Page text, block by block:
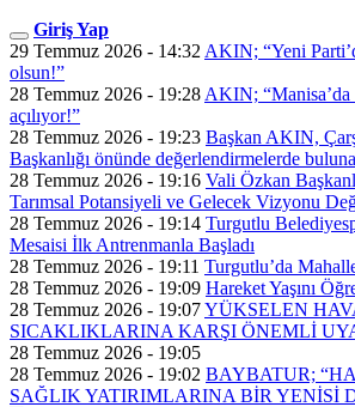
Giriş Yap
29 Temmuz 2026 - 14:32 AKIN; “Yeni
olsun!”
28 Temmuz 2026 - 19:28 AKIN; “Manisa’da
açılıyor!”
28 Temmuz 2026 - 19:23 Başkan AKIN,
Başkanlığı önünde değerlendirmelerde
28 Temmuz 2026 - 19:16 Vali Özkan
Tarımsal Potansiyeli ve Gelecek Vizyonu
28 Temmuz 2026 - 19:14 Turgutlu
Mesaisi İlk Antrenmanla Başladı
28 Temmuz 2026 - 19:11 Turgutlu’da
28 Temmuz 2026 - 19:09 Hareket Yaşını
28 Temmuz 2026 - 19:07YÜKSELEN
SICAKLIKLARINA KARŞI ÖNEMLİ
28 Temmuz 2026 - 19:05
28 Temmuz 2026 - 19:02 BAYBATUR;
SAĞLIK YATIRIMLARINA BİR YENİSİ